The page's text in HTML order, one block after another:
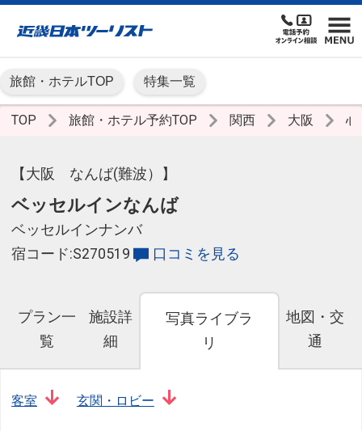
旅館・ホテルTOP 特集一覧
TOP 旅館・ホテル予約TOP 関西 大阪 心
【大阪 なんば(難波）】
ベッセルインなんば
ベッセルインナンバ
宿コード:S270519
口コミを見る
プラン一
覧
施設詳
細
写真ライブラ
リ
地図・交
通
客室 玄関・ロビー